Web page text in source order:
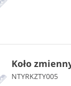
Koło
NTYRKZTY005